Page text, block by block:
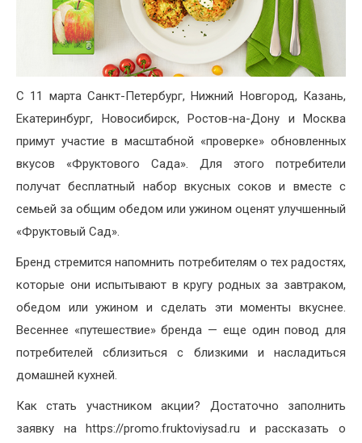
С 11 марта Санкт-Петербург, Нижний Новгород, Казань,
Екатеринбург, Новосибирск, Ростов-на-Дону и Москва
примут участие в масштабной «проверке» обновленных
вкусов «Фруктового Сада». Для этого потребители
получат бесплатный набор вкусных соков и вместе с
семьей за общим обедом или ужином оценят улучшенный
«Фруктовый Сад».
Бренд стремится напомнить потребителям о тех радостях,
которые они испытывают в кругу родных за завтраком,
обедом или ужином и сделать эти моменты вкуснее.
Весеннее «путешествие» бренда — еще один повод для
потребителей сблизиться с близкими и насладиться
домашней кухней.
Как стать участником акции? Достаточно заполнить
заявку на https://promo.fruktoviysad.ru и рассказать о